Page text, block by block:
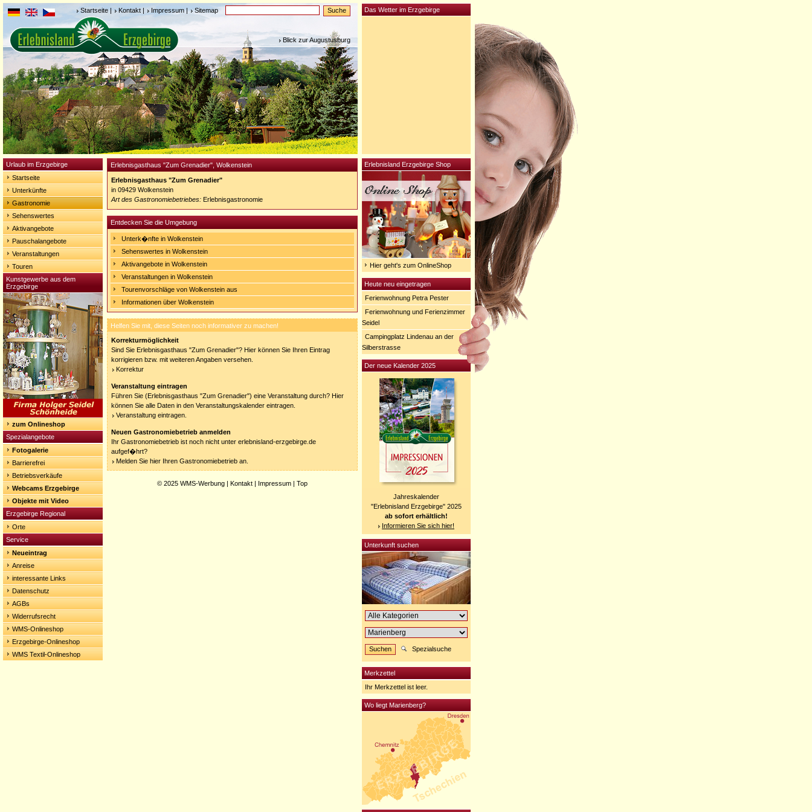
Startseite | Kontakt | Impressum| Sitemap
Blick zur Augustusburg
Urlaub im Erzgebirge
Startseite
Unterkünfte
Gastronomie
Sehenswertes
Aktivangebote
Pauschalangebote
Veranstaltungen
Touren
Kunstgewerbe aus dem
Erzgebirge
zum Onlineshop
Spezialangebote
Fotogalerie
Barrierefrei
Betriebsverkäufe
Webcams Erzgebirge
Objekte mit Video
Erzgebirge Regional
Orte
Service
Neueintrag
Anreise
interessante Links
Datenschutz
AGBs
Widerrufsrecht
WMS-Onlineshop
Erzgebirge-Onlineshop
WMS Textil-Onlineshop
Erlebnisgasthaus "Zum Grenadier", Wolkenstein
Erlebnisgasthaus "Zum Grenadier"
in 09429 Wolkenstein
Art des Gastronomiebetriebes: Erlebnisgastronomie
Entdecken Sie die Umgebung
Unterk�nfte in Wolkenstein
Sehenswertes in Wolkenstein
Aktivangebote in Wolkenstein
Veranstaltungen in Wolkenstein
Tourenvorschläge von Wolkenstein aus
Informationen über Wolkenstein
Helfen Sie mit, diese Seiten noch informativer zu machen!
Korrekturmöglichkeit
Sind Sie Erlebnisgasthaus "Zum Grenadier"? Hier können Sie Ihren Eintrag
korrigieren bzw. mit weiteren Angaben versehen.
Korrektur
Veranstaltung eintragen
Führen Sie (Erlebnisgasthaus "Zum Grenadier") eine Veranstaltung durch? Hier
können Sie alle Daten in den Veranstaltungskalender eintragen.
Veranstaltung eintragen.
Neuen Gastronomiebetrieb anmelden
Ihr Gastronomiebetrieb ist noch nicht unter erlebnisland-erzgebirge.de
aufgef�hrt?
Melden Sie hier Ihren Gastronomiebetrieb an.
© 2025 WMS-Werbung | Kontakt | Impressum | Top
Erlebnisland Erzgebirge Shop
Hier geht's zum OnlineShop
Heute neu eingetragen
Ferienwohnung Petra Pester
Ferienwohnung und Ferienzimmer
Seidel
Campingplatz Lindenau an der
Silberstrasse
Der neue Kalender 2025
Jahreskalender
"Erlebnisland Erzgebirge" 2025
ab sofort erhältlich!
Informieren Sie sich hier!
Unterkunft suchen
Spezialsuche
Merkzettel
Ihr Merkzettel ist leer.
Wo liegt Marienberg?
Das Wetter im Erzgebirge